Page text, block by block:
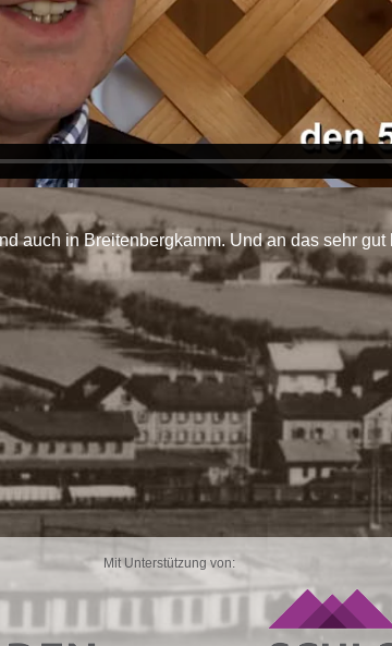
auch in Breitenbergkamm. Und an das sehr
Mit Unterstützung von: